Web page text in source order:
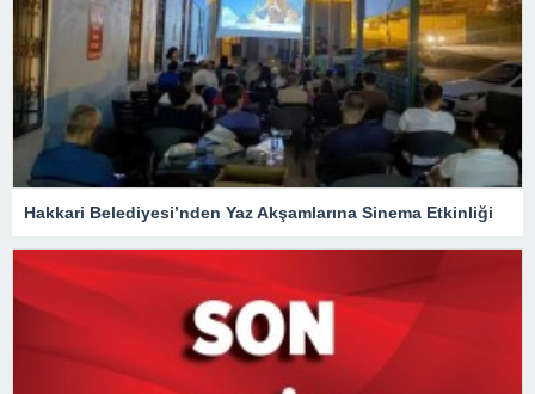
Hakkari Belediyesi’nden Yaz Akşamlarına Sinema Etkinliği